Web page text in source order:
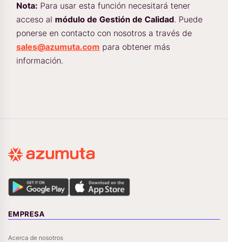
Nota: Para usar esta función necesitará tener
acceso al módulo de Gestión de Calidad. Puede
ponerse en contacto con nosotros a través de
sales@azumuta.com para obtener más
información.
EMPRESA
Acerca de nosotros